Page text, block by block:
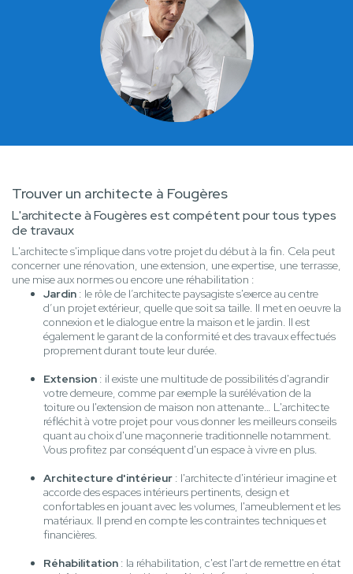
Trouver un architecte à Fougères
L'architecte à Fougères est compétent pour tous types
de travaux
L'architecte s'implique dans votre projet du début à la fin. Cela peut
concerner une rénovation, une extension, une expertise, une terrasse,
une mise aux normes ou encore une réhabilitation :
Jardin : le rôle de l’architecte paysagiste s'exerce au centre
d’un projet extérieur, quelle que soit sa taille. Il met en oeuvre la
connexion et le dialogue entre la maison et le jardin. Il est
également le garant de la conformité et des travaux effectués
proprement durant toute leur durée.
Extension : il existe une multitude de possibilités d'agrandir
votre demeure, comme par exemple la surélévation de la
toiture ou l'extension de maison non attenante… L'architecte
réfléchit à votre projet pour vous donner les meilleurs conseils
quant au choix d'une maçonnerie traditionnelle notamment.
Vous profitez par conséquent d'un espace à vivre en plus.
Architecture d'intérieur : l'architecte d'intérieur imagine et
accorde des espaces intérieurs pertinents, design et
confortables en jouant avec les volumes, l'ameublement et les
matériaux. Il prend en compte les contraintes techniques et
financières.
Réhabilitation : la réhabilitation, c'est l'art de remettre en état